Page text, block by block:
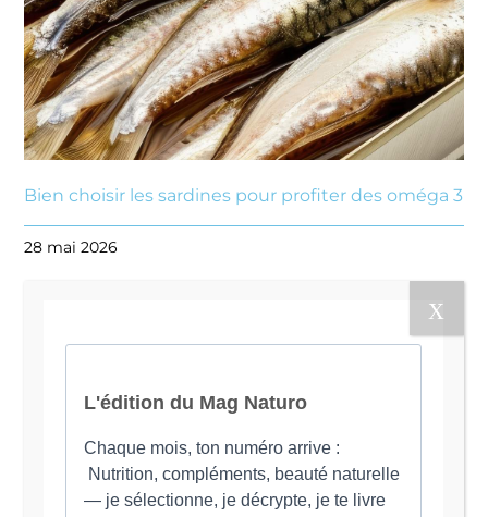
Bien choisir les sardines pour profiter des oméga 3
28 mai 2026